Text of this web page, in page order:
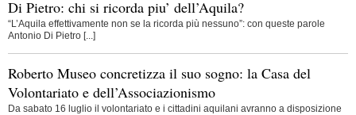
Di Pietro: chi si ricorda piu’ dell’Aquila?
“L’Aquila effettivamente non se la ricorda più nessuno”: con queste parole
Antonio Di Pietro [...]
Roberto Museo concretizza il suo sogno: la Casa del
Volontariato e dell’Associazionismo
Da sabato 16 luglio il volontariato e i cittadini aquilani avranno a disposizione